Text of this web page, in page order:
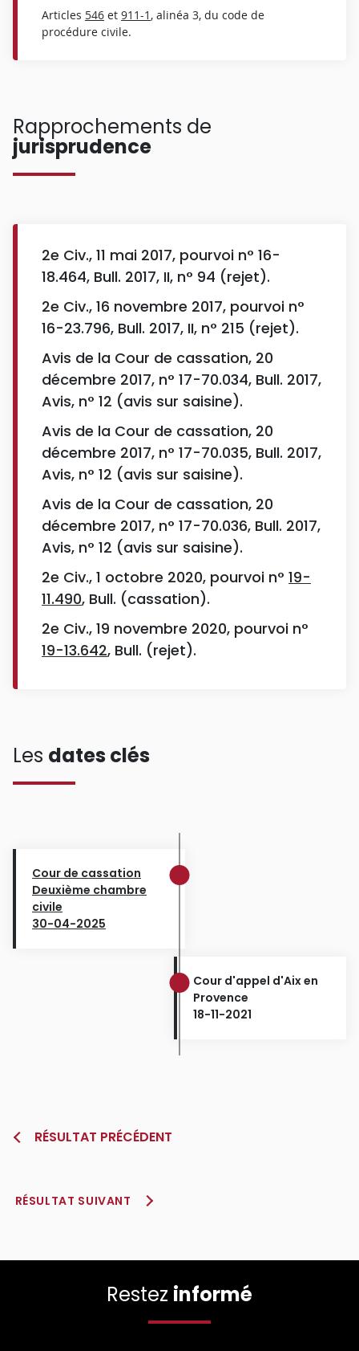
Articles 546 et 911-1 , alinéa 3, du code de
procédure civile.
Rapprochements de
jurisprudence
2e Civ., 11 mai 2017, pourvoi n° 16-
18.464, Bull. 2017, II, n° 94 (rejet).
2e Civ., 16 novembre 2017, pourvoi n°
16-23.796, Bull. 2017, II, n° 215 (rejet).
Avis de la Cour de cassation, 20
décembre 2017, n° 17-70.034, Bull. 2017,
Avis, n° 12 (avis sur saisine).
Avis de la Cour de cassation, 20
décembre 2017, n° 17-70.035, Bull. 2017,
Avis, n° 12 (avis sur saisine).
Avis de la Cour de cassation, 20
décembre 2017, n° 17-70.036, Bull. 2017,
Avis, n° 12 (avis sur saisine).
2e Civ., 1 octobre 2020, pourvoi n° 19-
11.490, Bull. (cassation).
2e Civ., 19 novembre 2020, pourvoi n°
19-13.642, Bull. (rejet).
Les dates clés
Cour de cassation
Deuxième chambre
civile
30-04-2025
Cour d'appel d'Aix en
Provence
18-11-2021
RÉSULTAT PRÉCÉDENT
RÉSULTAT SUIVANT
Restez informé